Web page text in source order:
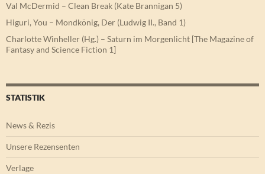
Val McDermid – Clean Break (Kate Brannigan 5)
Higuri, You – Mondkönig, Der (Ludwig II., Band 1)
Charlotte Winheller (Hg.) – Saturn im Morgenlicht [The Magazine of
Fantasy and Science Fiction 1]
STATISTIK
News & Rezis
Unsere Rezensenten
Verlage